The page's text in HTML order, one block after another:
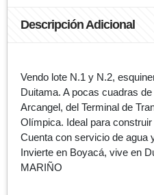
Descripción Adicional
Vendo lote N.1 y N.2,
Duitama. A pocas cuadras
Arcangel, del Terminal de
Olímpica. Ideal para
Cuenta con servicio de agua
Invierte en Boyacá, vive en
MARIÑO